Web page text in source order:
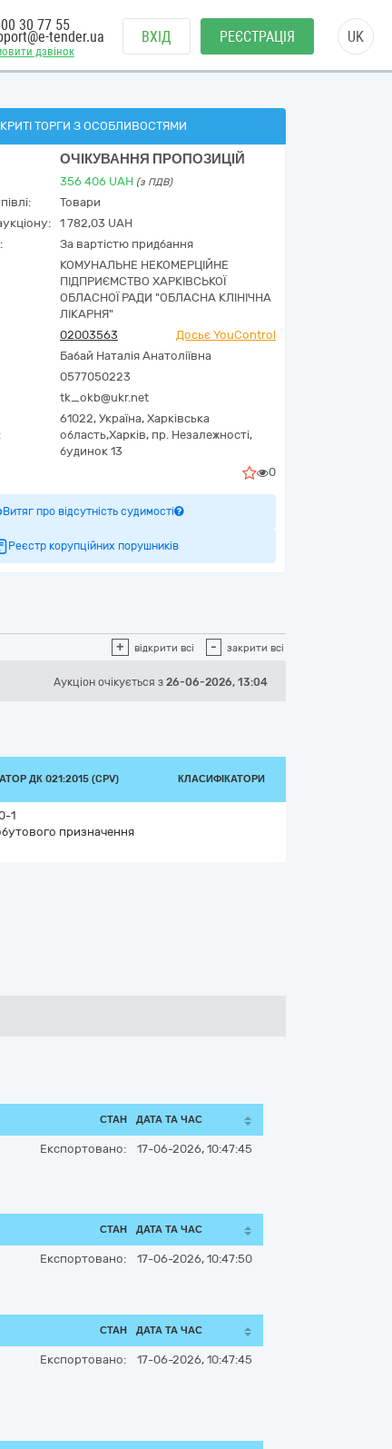
дзвінок
30 77 55
tender.ua ВХІД РЕЄСТРАЦІЯ UK
ТОРГИ З ОСОБЛИВОСТЯМИ
ОЧІКУВАННЯ ПРОПОЗИЦІЙ
356 406 UAH (з ПДВ)
Товари
1 782,03 UAH
За вартістю придбання
КОМУНАЛЬНЕ НЕКОМЕРЦІЙНЕ
ПІДПРИЄМСТВО ХАРКІВСЬКОЇ
ОБЛАСНОЇ РАДИ "ОБЛАСНА КЛІНІЧНА
ЛІКАРНЯ"
02003563
Досьє YouControl
Бабай Наталія Анатоліївна
0577050223
tk_okb@ukr.net
61022, Україна, Харківська
область,Харків, пр. Незалежності,
будинок 13
0
Витяг про відсутність судимості
Реєстр корупційних порушників
+ відкрити всі - закрити всі
Аукціон очікується з 26-06-2026, 13:04
ДК 021:2015 (CPV) КЛАСИФІКАТОРИ
1
призначення
СТАН ДАТА ТА ЧАС
Експортовано: 17-06-2026, 10:47:45
СТАН ДАТА ТА ЧАС
Експортовано: 17-06-2026, 10:47:50
СТАН ДАТА ТА ЧАС
Експортовано: 17-06-2026, 10:47:45